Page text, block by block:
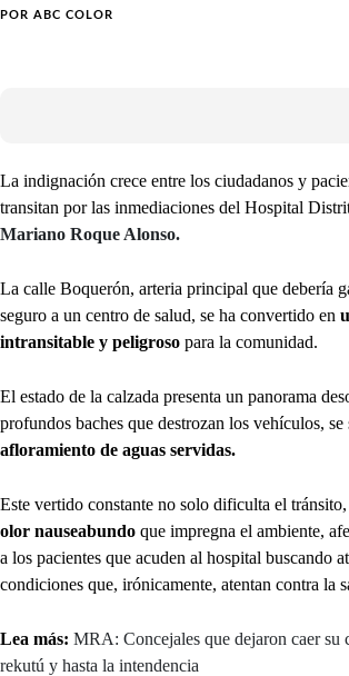
POR ABC COLOR
La indignación crece entre los ciudadanos y
transitan por las inmediaciones del Hospital
Mariano Roque Alonso.
La calle Boquerón, arteria principal que debería
seguro a un centro de salud, se ha convertido en
intransitable y peligroso para la comunidad.
El estado de la calzada presenta un panorama
profundos baches que destrozan los vehículos, se
afloramiento de aguas servidas.
Este vertido constante no solo dificulta el
olor nauseabundo que impregna el ambiente,
a los pacientes que acuden al hospital buscando
condiciones que, irónicamente, atentan contra la
Lea más: MRA: Concejales que dejaron caer su
rekutú y hasta la intendencia